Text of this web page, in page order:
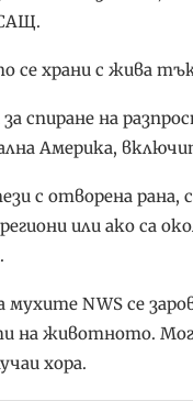
се храни с жива
спиране на
Америка,
с отворена рана,
или ако са
мухите NWS се
на животното.
хора.